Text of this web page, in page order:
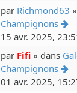
par Richmond63
Champignons
15 avr. 2025,
par Fifi» dans
Champignons
01 avr. 2025,